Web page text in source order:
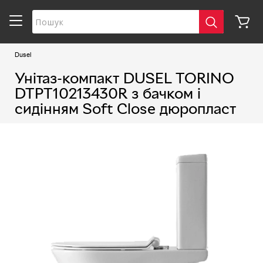
Dusel
Унітаз-компакт DUSEL TORINO
DTPT10213430R з бачком і
сидінням Soft Close дюропласт